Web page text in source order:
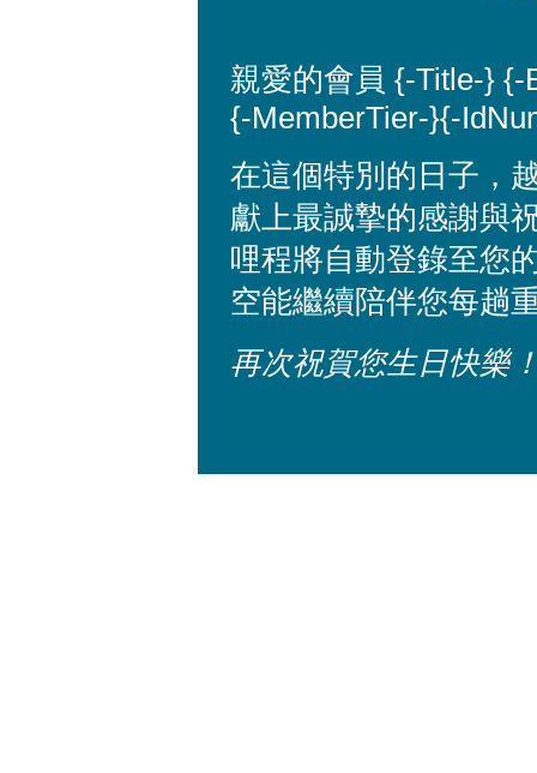
親愛的會員 {-Title-} {-
{-MemberTier-}{-
在這個特別的日子，
獻上最誠摯的感謝與
哩程將自動登錄至您
空能繼續陪伴您每趟
再次祝賀您生日快樂